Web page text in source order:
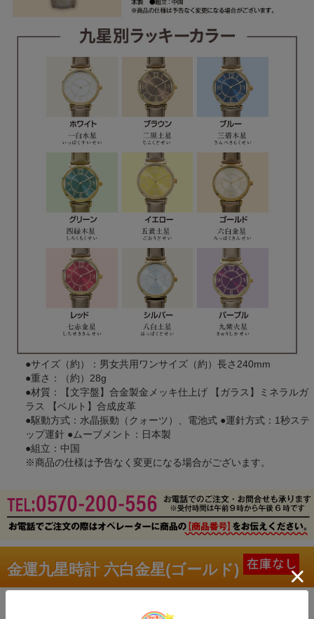
●サイズ（約）：男女共用ワンサイズ（約）長さ240mm
●重さ：（約）28g
●材質：【文字盤】合金製金メッキ仕上げ 【ガラス】ミネラルガ
ラス 【ベルト】合成皮革
●駆動方式：水晶振動（クォーツ）、電池式 ●運針方式：1秒ステ
ップ運針 ●ムーブメント：日本製
●組立：中国
※商品の仕様は予告なく変更になる場合がございます。
金運九星時計 六白金星(ゴールド)